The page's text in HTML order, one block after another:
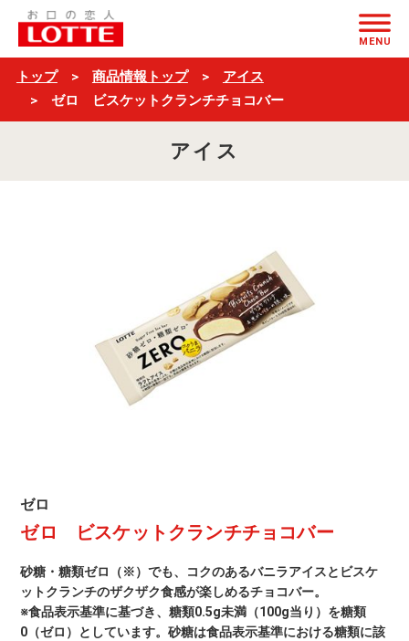
ゼ
ロ
ビ
ケ
ト
MENU
トップ 商品情報トップ
アイス
ゼロ ビスケットクランチチョコバー
アイス
ゼ
商
覧
ゼロ
ゼロ ビスケットクランチチョコバー
砂糖・糖類ゼロ（※）でも、コクのあるバニラアイスとビスケ
ットクランチのザクザク食感が楽しめるチョコバー。
※食品表示基準に基づき、糖類0.5g未満（100g当り）を糖類
0（ゼロ）としています。砂糖は食品表示基準における糖類に該